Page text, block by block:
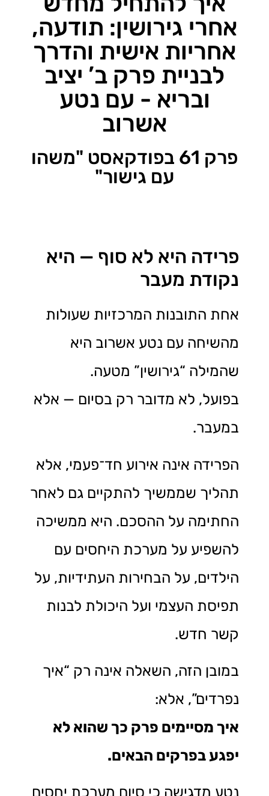
אחרי גירושין: תודעה,
אחריות אישית והדרך
לבניית פרק ב’ יציב
ובריא - עם נטע
אשרוב
פרק 61 בפודקאסט "משהו
עם גישור"
פרידה היא לא סוף — היא
נקודת מעבר
אחת התובנות המרכזיות שעולות
מהשיחה עם נטע אשרוב היא
שהמילה “גירושין” מטעה.
בפועל, לא מדובר רק בסיום — אלא
במעבר.
הפרידה אינה אירוע חד־פעמי, אלא
תהליך שממשיך להתקיים גם לאחר
החתימה על ההסכם. היא ממשיכה
להשפיע על מערכת היחסים עם
הילדים, על הבחירות העתידיות, על
תפיסת העצמי ועל היכולת לבנות
קשר חדש.
במובן הזה, השאלה אינה רק “איך
נפרדים”, אלא:
איך מסיימים פרק כך שהוא לא
יפגע בפרקים הבאים.
נטע מדגישה כי סיום מערכת יחסים